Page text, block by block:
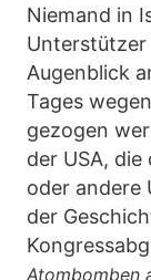
Niemand in
Unterstützer
Augenblick
Tages
gezogen
der USA,
oder andere
der
Atombomben